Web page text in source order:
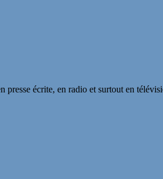
écrite, en radio et surtout en